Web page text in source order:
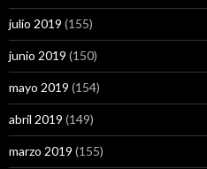
julio 2019 (155)
junio 2019 (150)
mayo 2019 (154)
abril 2019 (149)
marzo 2019 (155)